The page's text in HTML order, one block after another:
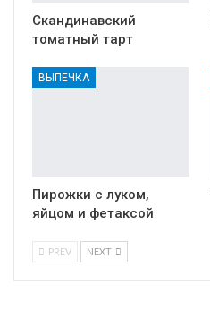
Скандинавский
томатный тарт
ВЫПЕЧКА
Пирожки с луком,
яйцом и фетаксой
PREV NEXT